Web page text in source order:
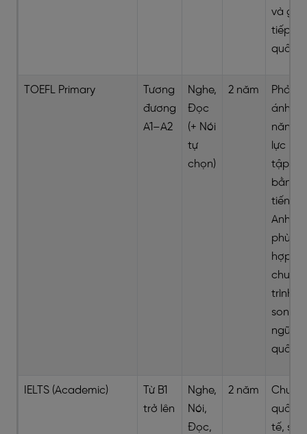
và
tiếp
quốc
TOEFL Primary
Tương
đương
A1–A2
Nghe,
Đọc
(+ Nói
tự
chọn)
2 năm
Phản
ánh
năng
lực học
tập
bằng
tiếng
Anh,
phù
hợp
trình
song
ngữ,
quốc
IELTS (Academic)
Từ B1
trở lên
Nghe,
Nói,
Đọc,
2 năm
Chuẩn
quốc
tế, sử